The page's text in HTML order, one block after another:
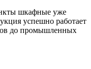
шкафные уже
успешно работает
до промышленных